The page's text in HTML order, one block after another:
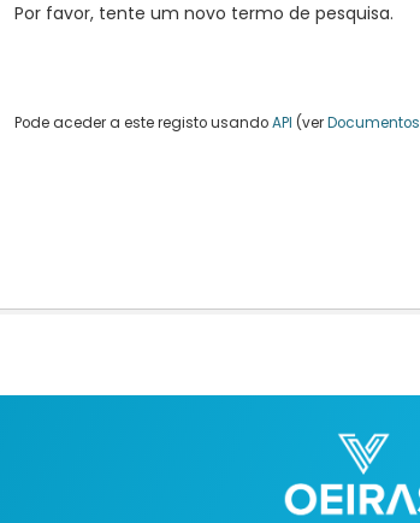
Por favor, tente um novo termo de pesquisa.
Pode aceder a este registo usandoAPI (verDocumentos